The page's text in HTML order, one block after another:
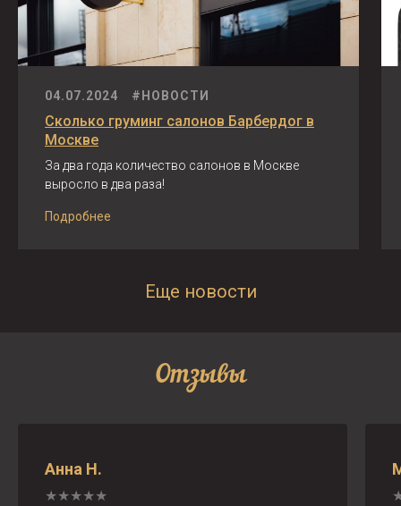
04.07.2024 #НОВОСТИ
Сколько груминг салонов Барбердог в
Москве
За два года количество салонов в Москве
выросло в два раза!
Подробнее
Еще новости
Отзывы
Анна Н.
★★★★★